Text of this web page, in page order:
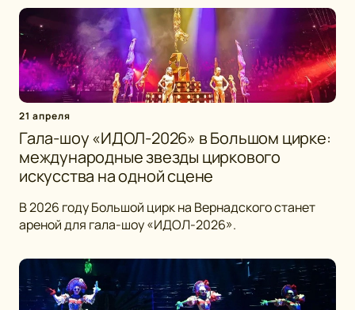
21 апреля
Гала-шоу «ИДОЛ-2026» в Большом цирке:
международные звезды циркового
искусства на одной сцене
В 2026 году Большой цирк на Вернадского станет
ареной для гала-шоу «ИДОЛ-2026».